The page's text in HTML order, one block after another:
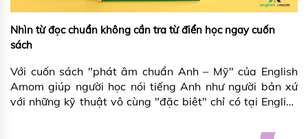
Nhìn từ đọc chuẩn không cần tra từ điển học ngay cuốn
sách
Với cuốn sách "phát âm chuẩn Anh – Mỹ" của English
Amom giúp người học nói tiếng Anh như người bản xứ
với những kỹ thuật vô cùng "đặc biêt" chỉ có tại English